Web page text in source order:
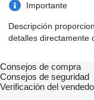
Importante
Descripción
detalles directamente
Consejos de compra
Consejos de seguridad
Verificación del